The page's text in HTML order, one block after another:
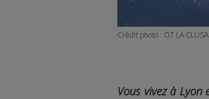
Crédit photo : OT LA
Vous vivez à